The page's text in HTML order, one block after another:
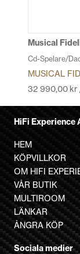
Musical
Cd-Spelare/
MUSICAL
32 990,00 kr
HiFi Experience
HEM
KÖPVILLKOR
OM HIFI
VÅR BUTIK
MULTIROOM
LÄNKAR
ÅNGRA KÖP
Sociala medier